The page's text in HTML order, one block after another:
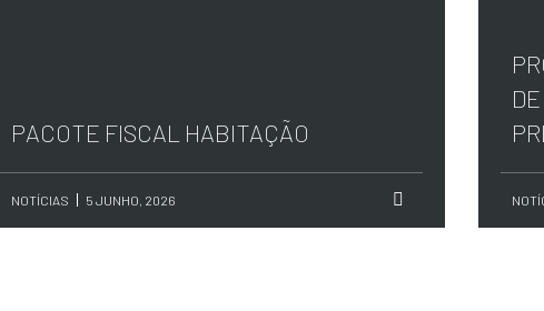
PACOTE FISCAL HABITAÇÃO
NOTÍCIAS 5 JUNHO, 2026